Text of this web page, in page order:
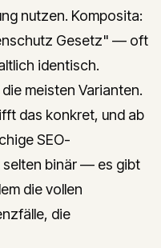
nutzen. Komposita:
Gesetz" — oft
identisch.
meisten Varianten.
das konkret, und ab
SEO-
binär — es gibt
die vollen
die